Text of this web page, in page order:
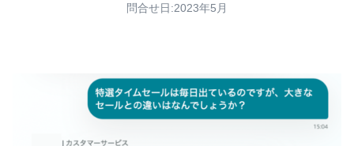
問合せ日:2023年5月